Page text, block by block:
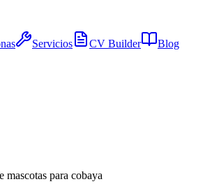
Servicios CV Builder Blog
mascotas para cobaya